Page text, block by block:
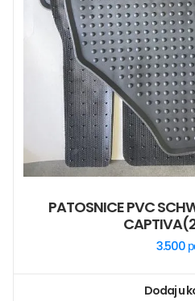
PATOSNICE PVC
3.500
Dodaj u